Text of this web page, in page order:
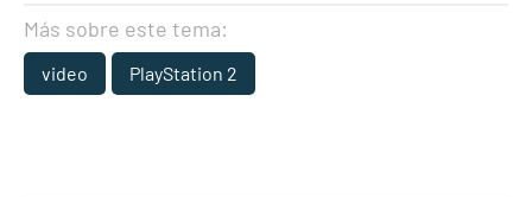
Más sobre este tema:
video PlayStation 2